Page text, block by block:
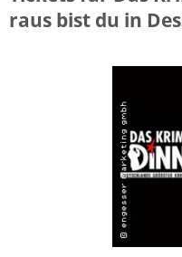
raus bist du in